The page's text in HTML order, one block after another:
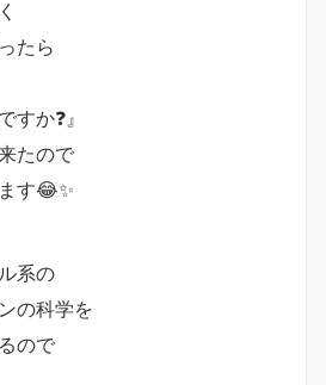
たら
すか❓』
たので
す😂✨
系の
の科学を
ので